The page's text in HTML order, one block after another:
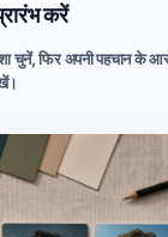
करें
चुनें, फिर अपनी पहचान के